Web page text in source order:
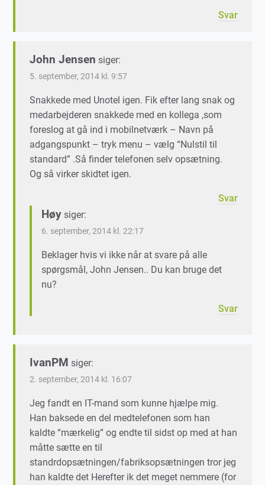
Svar
John Jensen siger:
5. september, 2014 kl. 9:57
Snakkede med Unotel igen. Fik efter lang snak og
medarbejderen snakkede med en kollega ,som
foreslog at gå ind i mobilnetværk – Navn på
adgangspunkt – tryk menu – vælg “Nulstil til
standard” .Så finder telefonen selv opsætning.
Og så virker skidtet igen.
Svar
Høy siger:
6. september, 2014 kl. 22:17
Beklager hvis vi ikke når at svare på alle
spørgsmål, John Jensen.. Du kan bruge det
nu?
Svar
IvanPM siger:
2. september, 2014 kl. 16:07
Jeg fandt en IT-mand som kunne hjælpe mig.
Han baksede en del medtelefonen som han
kaldte “mærkelig” og endte til sidst op med at han
måtte sætte en til
standrdopsætningen/fabriksopsætningen tror jeg
han kaldte det Herefter ik det meget nemmere (for